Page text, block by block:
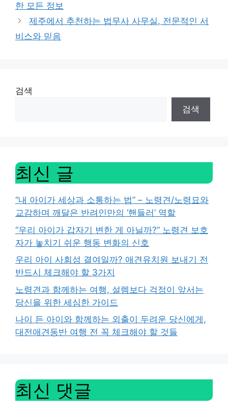
한 모든 정보
제주에서 추천하는 법무사 사무실, 전문적인 서
비스와 믿음
검색
검색
최신 글
“내 아이가 세상과 소통하는 법” – 노령견/노령묘와
교감하며 깨달은 반려인만의 ‘핸들러’ 역할
“우리 아이가 갑자기 변한 게 아닐까?” 노령견 보호
자가 놓치기 쉬운 행동 변화의 신호
우리 아이 사회성 결여일까? 애견유치원 보내기 전
반드시 체크해야 할 3가지
노령견과 함께하는 여행, 설렘보다 걱정이 앞서는
당신을 위한 세심한 가이드
나이 든 아이와 함께하는 외출이 두려운 당신에게,
대전애견동반 여행 전 꼭 체크해야 할 것들
최신 댓글